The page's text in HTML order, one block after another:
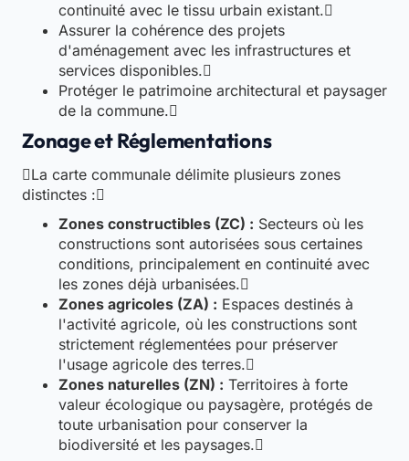
continuité avec le tissu urbain existant.
Assurer la cohérence des projets
d'aménagement avec les infrastructures et
services disponibles.
Protéger le patrimoine architectural et paysager
de la commune.
Zonage et Réglementations
La carte communale délimite plusieurs zones
distinctes :
Zones constructibles (ZC) : Secteurs où les
constructions sont autorisées sous certaines
conditions, principalement en continuité avec
les zones déjà urbanisées.
Zones agricoles (ZA) : Espaces destinés à
l'activité agricole, où les constructions sont
strictement réglementées pour préserver
l'usage agricole des terres.
Zones naturelles (ZN) : Territoires à forte
valeur écologique ou paysagère, protégés de
toute urbanisation pour conserver la
biodiversité et les paysages.